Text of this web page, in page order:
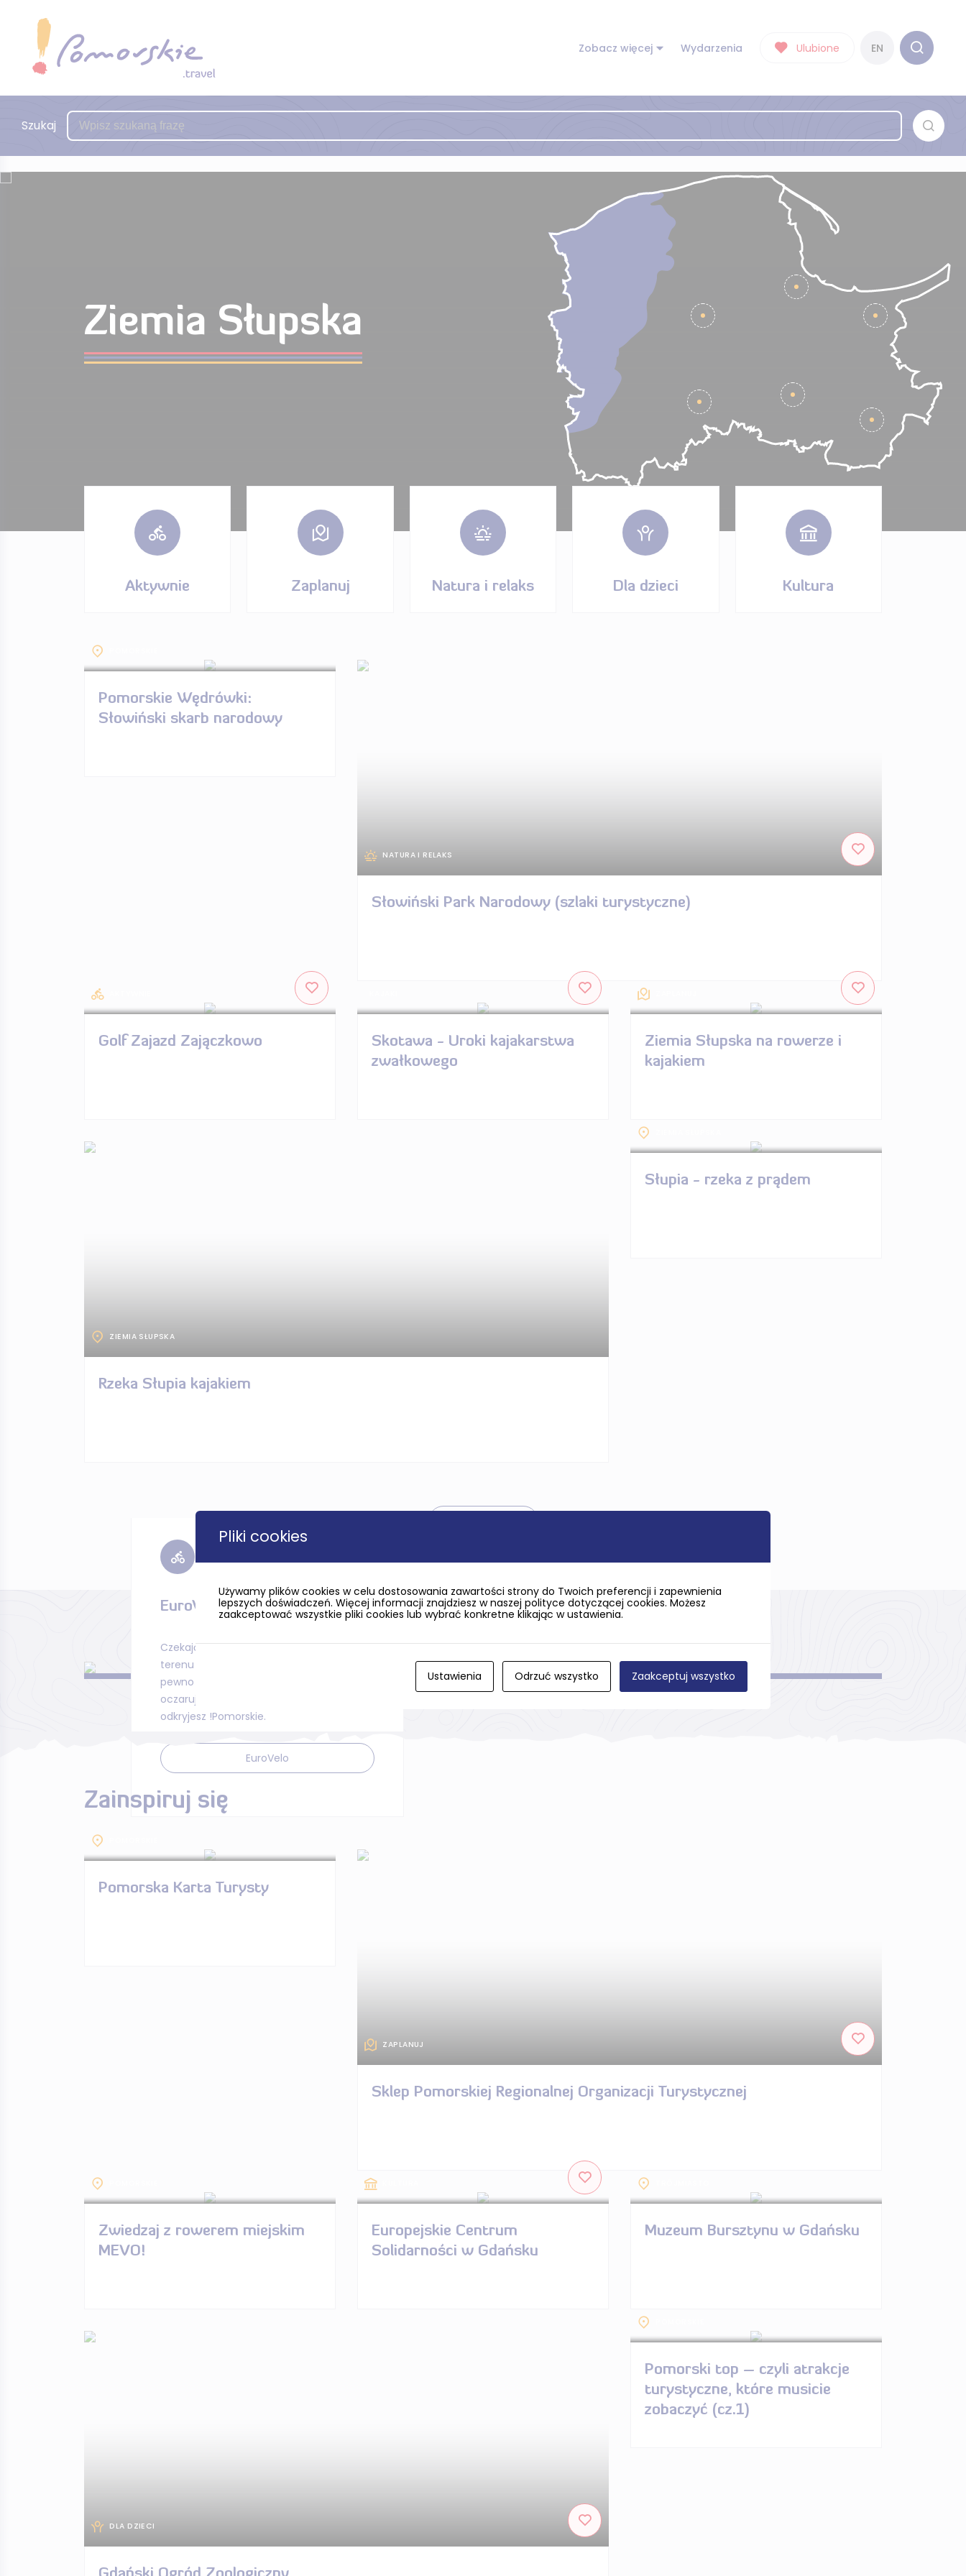
Zobacz więcej Wydarzenia Ulubione EN
Szukaj
Ziemia Słupska
Aktywnie Zaplanuj Natura i relaks Dla dzieci Kultura
Pomorskie Wędrówki:
Słowiński skarb narodowy
NATURA I RELAKS
Słowiński Park Narodowy (szlaki turystyczne)
Golf Zajazd Zajączkowo
Skotawa - Uroki kajakarstwa
zwałkowego
Ziemia Słupska na rowerze i
kajakiem
ZIEMIA SŁUPSKA
Rzeka Słupia kajakiem
Słupia - rzeka z prądem
EuroVelo
Czekają na każdego, a różnorodna rzeźba
terenu i bogactwo krajobrazu sprawi, że na
pewno znajdziecie trasę, która Was
oczaruje! Pojedź w teren, a na nowo
odkryjesz !Pomorskie.
EuroVelo
Zainspiruj się
Pomorska Karta Turysty
ZAPLANUJ
Sklep Pomorskiej Regionalnej Organizacji Turystycznej
Zwiedzaj z rowerem miejskim
MEVO!
Europejskie Centrum
Solidarności w Gdańsku
Muzeum Bursztynu w Gdańsku
DLA DZIECI
Pomorski top – czyli atrakcje
turystyczne, które musicie
zobaczyć (cz.1)
Pliki cookies
Używamy plików cookies w celu dostosowania zawartości strony do Twoich preferencji i zapewnienia
lepszych doświadczeń. Więcej informacji znajdziesz w naszej polityce dotyczącej cookies. Możesz
zaakceptować wszystkie pliki cookies lub wybrać konkretne klikając w ustawienia.
Ustawienia Odrzuć wszystko Zaakceptuj wszystko